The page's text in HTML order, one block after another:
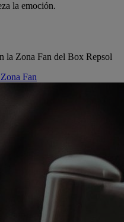
la emoción.
la Zona Fan del Box Repsol
Fan